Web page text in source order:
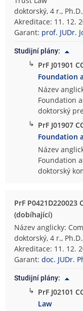
doktorský, 4 r.,
Akreditace: 11. 12.
Garant: prof. JUDr.
Studijní plány:
↳ PrF J01901
Foundation
Název
Foundation
doktorský
↳ PrF J01907
Foundation
Název
Foundation
doktorský
PrF P0421D220023
(dobíhající)
Název anglicky:
doktorský, 4 r.,
Akreditace: 11. 12.
Garant:doc. JUDr.
Studijní plány:
↳ PrF J02101
Law